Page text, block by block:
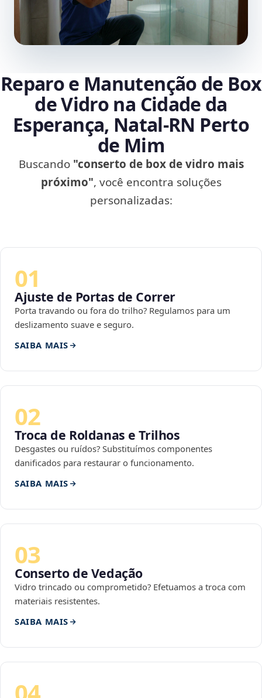
Reparo e Manutenção de Box
de Vidro na Cidade da
Esperança, Natal‑RN Perto
de Mim
Buscando "conserto de box de vidro mais
próximo", você encontra soluções
personalizadas:
01
Ajuste de Portas de Correr
Porta travando ou fora do trilho? Regulamos para um
deslizamento suave e seguro.
SAIBA MAIS
02
Troca de Roldanas e Trilhos
Desgastes ou ruídos? Substituímos componentes
danificados para restaurar o funcionamento.
SAIBA MAIS
03
Conserto de Vedação
Vidro trincado ou comprometido? Efetuamos a troca com
materiais resistentes.
SAIBA MAIS